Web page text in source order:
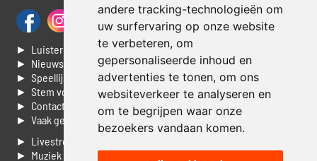
andere tracking-technologieën om
uw surfervaring op onze website
te verbeteren, om
gepersonaliseerde inhoud en
advertenties te tonen, om ons
websiteverkeer te analyseren en
om te begrijpen waar onze
bezoekers vandaan komen.
► Luisteren naar Jouwradio
► Nieuws
► Speellijst
► Stem voor de Dag top 3
► Contacteer ons
► Vaak gestelde vragen
► Livestream informatie
► Muziek opzoeken